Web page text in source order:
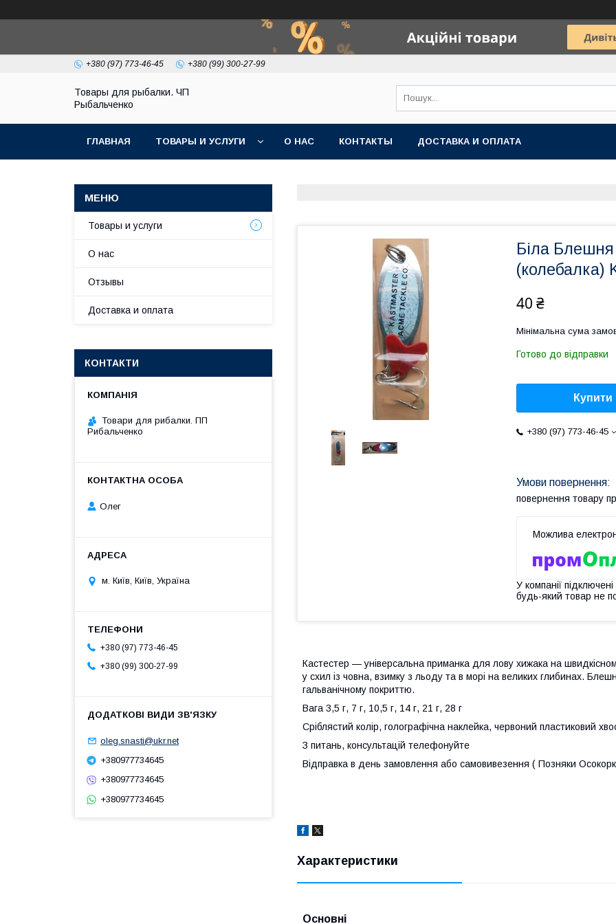
+380 (97) 773-46-45 +380 (99) 300-27-99
Товары для рыбалки. ЧП
Рыбальченко
ГЛАВНАЯ ТОВАРЫ И УСЛУГИ О НАС КОНТАКТЫ ДОСТАВКА И ОПЛАТА
Біла
(колебалка)
40 ₴
Мінімальна сума
Готово до відправки
Купити
+380 (97) 773-46-45
повернення товару
У компанії
будь-який товар не
Кастестер — універсальна приманка для лову хижака на
у схил із човна, взимку з льоду та в морі на великих глибинах.
гальванічному покриттю.
Вага 3,5 г, 7 г, 10,5 г, 14 г, 21 г, 28 г
Сріблястий колір, голографічна наклейка, червоний пластиковий
З питань, консультацій телефонуйте
Відправка в день замовлення або самовивезення ( Позняки
Характеристики
Основні
Товары и услуги
О нас
Отзывы
Доставка и оплата
КОНТАКТИ
Товари для рибалки. ПП
Рибальченко
Олег
м. Київ, Київ, Україна
+380 (97) 773-46-45
+380 (99) 300-27-99
oleg.snasti@ukr.net
+380977734645
+380977734645
+380977734645